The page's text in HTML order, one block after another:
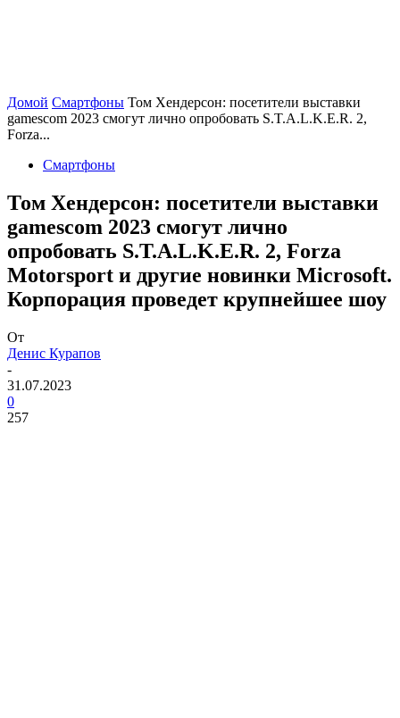
Домой Смартфоны Том Хендерсон: посетители выставки
gamescom 2023 смогут лично опробовать S.T.A.L.K.E.R. 2,
Forza...
Смартфоны
Том Хендерсон: посетители выставки
gamescom 2023 смогут лично
опробовать S.T.A.L.K.E.R. 2, Forza
Motorsport и другие новинки Microsoft.
Корпорация проведет крупнейшее шоу
От
Денис Курапов
-
31.07.2023
0
257